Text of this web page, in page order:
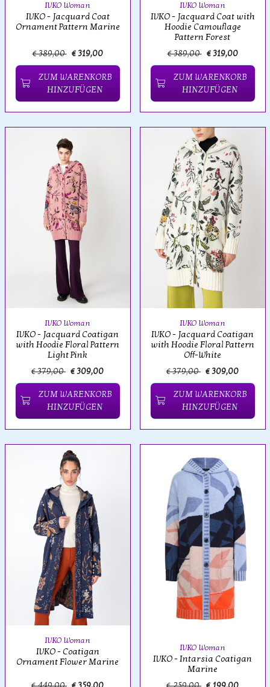
IVKO Woman
IVKO - Jacquard Coat
Ornament Pattern Marine
€ 389,00 € 319,00
ZUM WARENKORB
HINZUFÜGEN
IVKO Woman
IVKO - Jacquard Coat with
Hoodie Camouflage
Pattern Forest
€ 389,00 € 319,00
ZUM WARENKORB
HINZUFÜGEN
IVKO Woman
IVKO - Jacquard Coatigan
with Hoodie Floral Pattern
Light Pink
€ 379,00 € 309,00
ZUM WARENKORB
HINZUFÜGEN
IVKO Woman
IVKO - Jacquard Coatigan
with Hoodie Floral Pattern
Off-White
€ 379,00 € 309,00
ZUM WARENKORB
HINZUFÜGEN
IVKO Woman
IVKO - Coatigan
Ornament Flower Marine
IVKO Woman
IVKO - Intarsia Coatigan
Marine